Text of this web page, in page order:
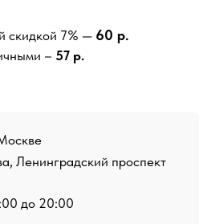
скидкой 7% — 60 р.
– 57 р.
Ленинградский проспект
до 20:00